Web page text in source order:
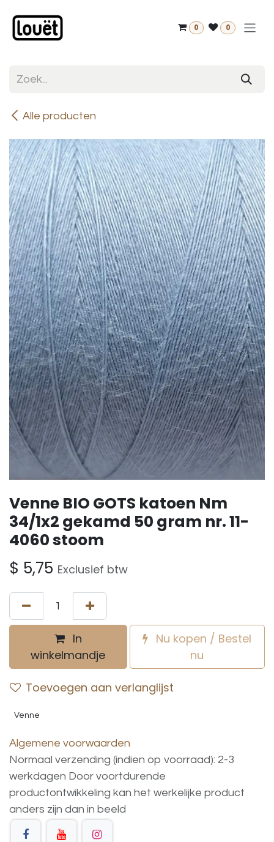
0 0
Alle producten
Venne BIO GOTS katoen Nm
34/1x2 gekamd 50 gram nr. 11-
4060 stoom
$ 5,75 Exclusief btw
In
winkelmandje
Nu kopen / Bestel
nu
Toevoegen aan verlanglijst
Venne
Algemene voorwaarden
Normaal verzending (indien op voorraad): 2-3
werkdagen Door voortdurende
productontwikkeling kan het werkelijke product
anders zijn dan in beeld